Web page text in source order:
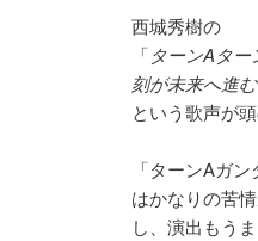
西城秀樹の
「ターンAタ
刻が未来へ進
という歌声が
「ターンAガ
はかなりの苦
し、演出もう